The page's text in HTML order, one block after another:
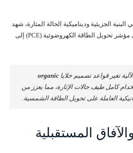
الجزيئية وديناميكية الحالة المثارة، شهد
فريق البحث زيادة ملحوظة في مؤشر تحويل الطاقة الكهروضوئية (PCE) إلى
تغير قواعد تصميم خلايا organic
كامل طيف حالات الإثارة، مما يعزز من
العاملة على تحويل الطاقة الشمسية.
المستقبلية